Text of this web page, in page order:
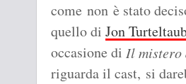
come non è stato
quello di Jon
occasione di Il mistero
riguarda il cast, si